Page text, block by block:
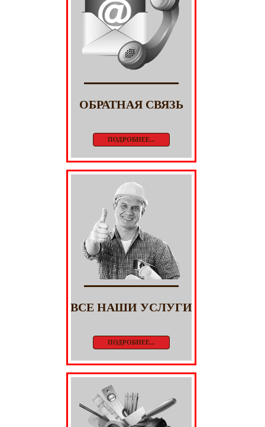
ОБРАТНАЯ СВЯЗЬ
ПОДРОБНЕЕ...
ВСЕ НАШИ УСЛУГИ
ПОДРОБНЕЕ...